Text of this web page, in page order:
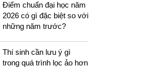
Điểm chuẩn đại học năm
2026 có gì đặc biệt so với
những năm trước?
Thí sinh cần lưu ý gì
trong quá trình lọc ảo hơn